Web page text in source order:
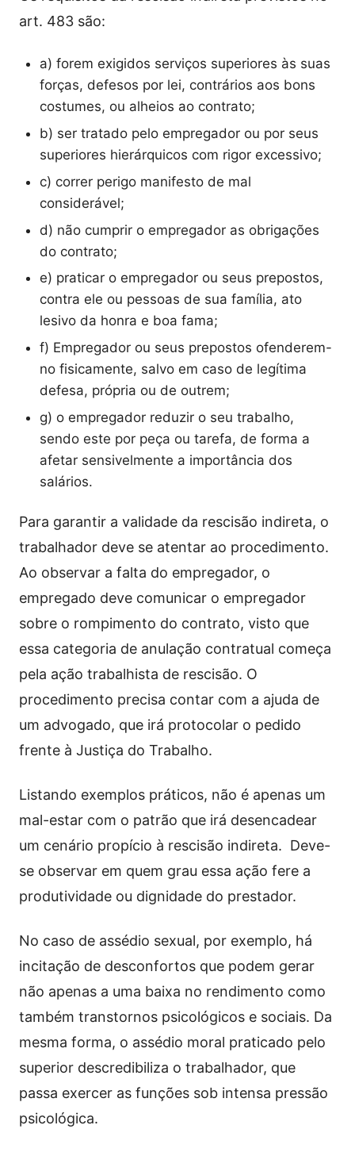
art. 483 são:
a) forem exigidos serviços superiores às suas
forças, defesos por lei, contrários aos bons
costumes, ou alheios ao contrato;
b) ser tratado pelo empregador ou por seus
superiores hierárquicos com rigor excessivo;
c) correr perigo manifesto de mal
considerável;
d) não cumprir o empregador as obrigações
do contrato;
e) praticar o empregador ou seus prepostos,
contra ele ou pessoas de sua família, ato
lesivo da honra e boa fama;
f) Empregador ou seus prepostos ofenderem-
no fisicamente, salvo em caso de legítima
defesa, própria ou de outrem;
g) o empregador reduzir o seu trabalho,
sendo este por peça ou tarefa, de forma a
afetar sensivelmente a importância dos
salários.
Para garantir a validade da rescisão indireta, o
trabalhador deve se atentar ao procedimento.
Ao observar a falta do empregador, o
empregado deve comunicar o empregador
sobre o rompimento do contrato, visto que
essa categoria de anulação contratual começa
pela ação trabalhista de rescisão. O
procedimento precisa contar com a ajuda de
um advogado, que irá protocolar o pedido
frente à Justiça do Trabalho.
Listando exemplos práticos, não é apenas um
mal-estar com o patrão que irá desencadear
um cenário propício à rescisão indireta. Deve-
se observar em quem grau essa ação fere a
produtividade ou dignidade do prestador.
No caso de assédio sexual, por exemplo, há
incitação de desconfortos que podem gerar
não apenas a uma baixa no rendimento como
também transtornos psicológicos e sociais. Da
mesma forma, o assédio moral praticado pelo
superior descredibiliza o trabalhador, que
passa exercer as funções sob intensa pressão
psicológica.